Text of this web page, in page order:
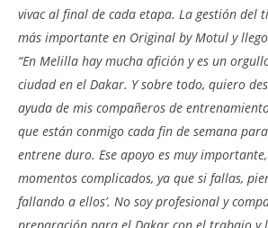
vivac al final de cada etapa. La gestión del
más importante en Original by Motul y
“En Melilla hay mucha afición y es un
ciudad en el Dakar. Y sobre todo, quiero
ayuda de mis compañeros de
que están conmigo cada fin de semana
entrene duro. Ese apoyo es muy
momentos complicados, ya que si fallas,
fallando a ellos’. No soy profesional y